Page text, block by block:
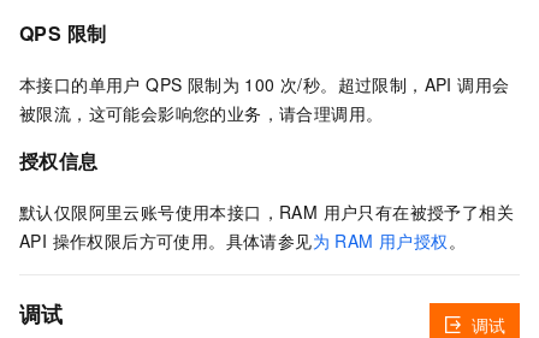
QPS 限制
本接口的单用户 QPS 限制为 100 次/秒。超过限制，API 调用会
被限流，这可能会影响您的业务，请合理调用。
授权信息
默认仅限阿里云账号使用本接口，RAM 用户只有在被授予了相关
API 操作权限后方可使用。具体请参见为 RAM 用户授权 。
调试 调试